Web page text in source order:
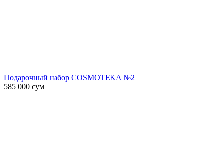
Подарочный набор COSMOTEKA №2
585 000 сум